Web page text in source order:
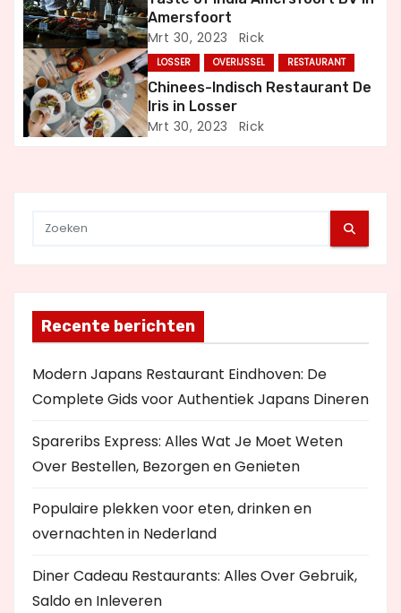
a
t
i
e
Amersfoort
Mrt 30, 2023 Rick
LOSSER OVERIJSSEL RESTAURANT
Chinees-Indisch Restaurant De
Iris in Losser
Mrt 30, 2023 Rick
Recente berichten
Modern Japans Restaurant Eindhoven: De
Complete Gids voor Authentiek Japans Dineren
Spareribs Express: Alles Wat Je Moet Weten
Over Bestellen, Bezorgen en Genieten
Populaire plekken voor eten, drinken en
overnachten in Nederland
Diner Cadeau Restaurants: Alles Over Gebruik,
Saldo en Inleveren